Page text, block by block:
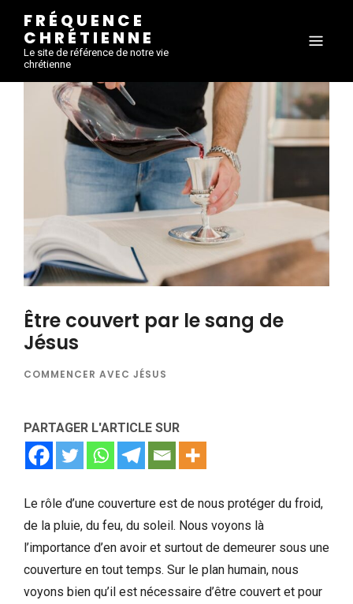
FRÉQUENCE
CHRÉTIENNE
Le site de référence de notre vie
chrétienne
Être couvert par le sang de
Jésus
COMMENCER AVEC JÉSUS
PARTAGER L'ARTICLE SUR
Le rôle d’une couverture est de nous protéger du froid,
de la pluie, du feu, du soleil. Nous voyons là
l’importance d’en avoir et surtout de demeurer sous une
couverture en tout temps. Sur le plan humain, nous
voyons bien qu’il est nécessaire d’être couvert et pour